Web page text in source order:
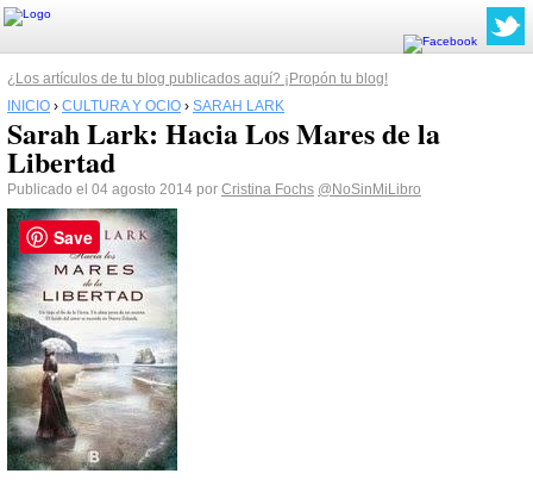
¿Los artículos de tu blog publicados aquí? ¡Propón tu blog!
INICIO › CULTURA Y OCIO › SARAH LARK
Sarah Lark: Hacia Los Mares de la
Libertad
Publicado el 04 agosto 2014 por Cristina Fochs @NoSinMiLibro
Save